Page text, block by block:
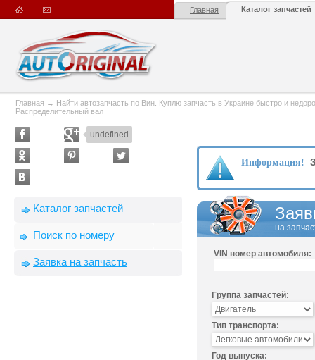
Главная Каталог запчастей
Главная → Найти автозапчасть по Вин. Куплю запчасть в Украине быстро и
Распределительный вал
undefined
Каталог запчастей
Поиск по номеру
Заявка на запчасть
Информация!
на
VIN номер автомобиля:
Группа запчастей:
Тип транспорта:
Год выпуска: